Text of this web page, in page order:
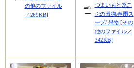
の他のファイル
／269KB]
つまいもと糸こ
ぶの煮物/春雨ス
ープ/ 果物 [その
他のファイル／
342KB]